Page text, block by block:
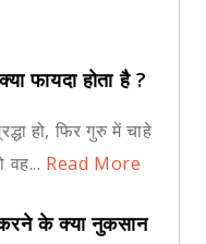
फायदा होता है ?
हो, फिर गुरु में चाहे
वह... Read More
करने के क्या नुकसान